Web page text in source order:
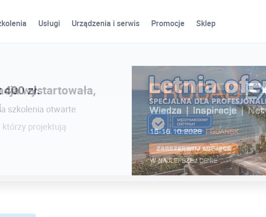
Usługi Urządzenia i serwis Promocje Sklep
wystartowała,
projektują
zł.
szkolenia otwarte